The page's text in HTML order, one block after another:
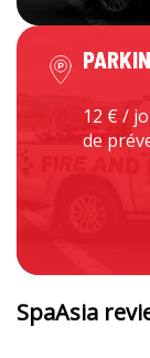
12 € /
de
SpaAsia